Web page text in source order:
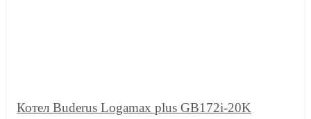
Котел Buderus Logamax plus GB172i-20K